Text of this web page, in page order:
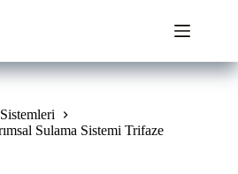
Sulama Sistemi Trifaze